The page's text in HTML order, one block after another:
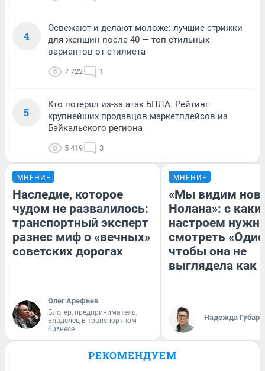
4
Освежают и делают моложе: лучшие стрижки
для женщин после 40 — топ стильных
вариантов от стилиста
7 722 1
5
Кто потерял из-за атак БПЛА. Рейтинг
крупнейших продавцов маркетплейсов из
Байкальского региона
5 419 3
МНЕНИЕ
Наследие, которое
чудом не развалилось:
транспортный эксперт
разнес миф о «вечных»
советских дорогах
Олег Арефьев
Блогер, предприниматель,
владелец в транспортном
бизнесе
МНЕНИЕ
«Мы видим
Нолана»: с
настроем
смотреть
чтобы она не
выглядела как
Надежда Губарь
РЕКОМЕНДУЕМ